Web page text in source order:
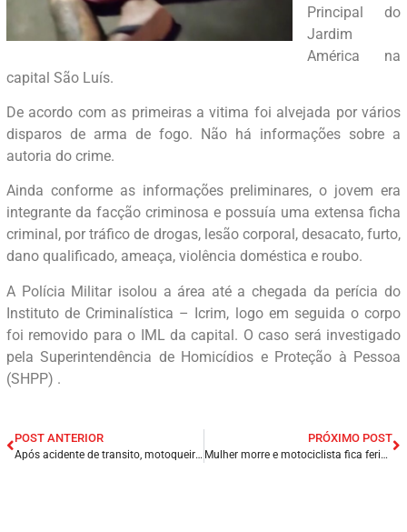
Principal do
Jardim
América na
capital São Luís.
De acordo com as primeiras a vitima foi alvejada por vários
disparos de arma de fogo. Não há informações sobre a
autoria do crime.
Ainda conforme as informações preliminares, o jovem era
integrante da facção criminosa e possuía uma extensa ficha
criminal, por tráfico de drogas, lesão corporal, desacato, furto,
dano qualificado, ameaça, violência doméstica e roubo.
A Polícia Militar isolou a área até a chegada da perícia do
Instituto de Criminalística – Icrim, logo em seguida o corpo
foi removido para o IML da capital. O caso será investigado
pela Superintendência de Homicídios e Proteção à Pessoa
(SHPP) .
POST ANTERIOR
Após acidente de transito, motoqueiro tenta furar mulher com faca em rotatória de Presidente Dutra/MA.
PRÓXIMO POST
Mulher morre e motociclista fica ferido em grave acidente na BR-316 em Timon/MA.